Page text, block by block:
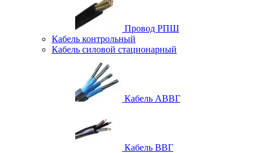
Провод РПШ
Кабель контрольный
Кабель силовой стационарный
Кабель АВВГ
Кабель ВВГ